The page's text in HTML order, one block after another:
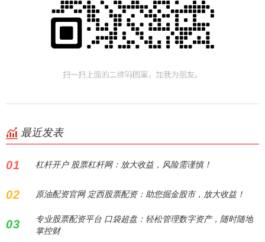
最近发表
01 杠杆开户 股票杠杆网：放大收益，风险需谨慎！
02 原油配资官网 定西股票配资：助您掘金股市，放大收益！
03
专业股票配资平台 口袋超盘：轻松管理数字资产，随时随地
掌控财